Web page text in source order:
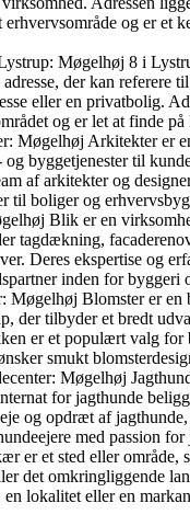
og er et
Møgelhøj 8 i
der kan referere
eller en privatbolig.
og er let at finde på
Møgelhøj Arkitekter er
og byggetjenester til
af arkitekter og
til boliger og
Blik er en
tagdækning,
Deres ekspertise og
inden for byggeri
Møgelhøj Blomster er en
der tilbyder et bredt
er et populært valg for
smukt
Møgelhøj
for jagthunde
og opdræt af jagthunde,
med passion for
er et sted eller område,
det omkringliggende
en lokalitet eller en